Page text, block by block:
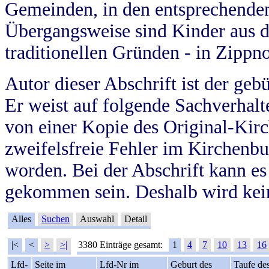
Gemeinden, in den
Übergangsweise sind Kinder aus
traditionellen Gründen - in
Autor dieser Abschrift ist der
Er weist auf folgende
von einer Kopie des Original-
zweifelsfreie Fehler im
worden. Bei der Abschrift kann
gekommen sein. Deshalb wird
Alles Suchen Auswahl Detail
|< < > >| 3380 Einträge gesamt: 1 4 7 10 13
16
Lfd-
Seite im Lfd-Nr im Geburt des Taufe